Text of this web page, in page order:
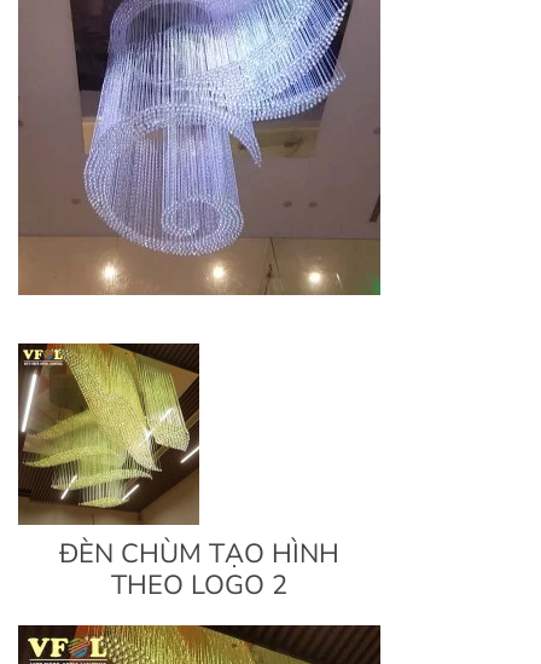
ĐÈN CHÙM TẠO HÌNH
THEO LOGO 2